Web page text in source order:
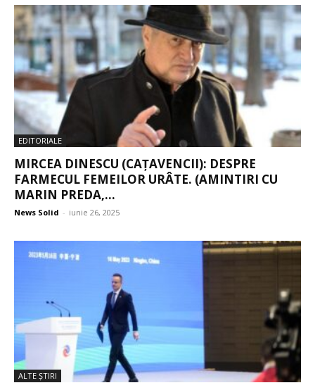
EDITORIALE
MIRCEA DINESCU (CAȚAVENCII): DESPRE
FARMECUL FEMEILOR URÂTE. (AMINTIRI CU
MARIN PREDA,...
News Solid - iunie 26, 2025
ALTE ŞTIRI